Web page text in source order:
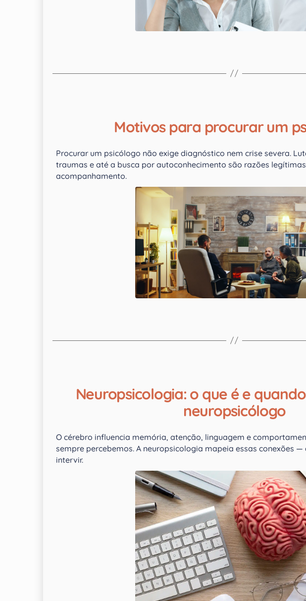
Motivos para procurar um
Procurar um psicólogo não exige diagnóstico nem crise severa.
traumas e até a busca por autoconhecimento são razões
acompanhamento.
Neuropsicologia: o que é e
neuropsicólogo
O cérebro influencia memória, atenção, linguagem e
sempre percebemos. A neuropsicologia mapeia essas conexões
intervir.